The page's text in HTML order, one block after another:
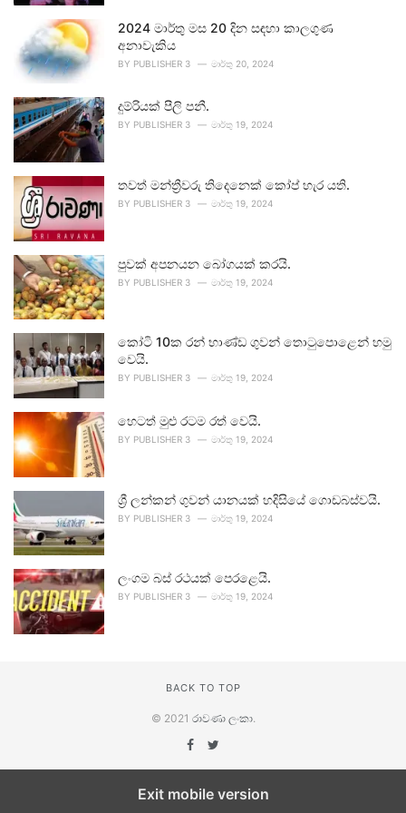
2024 මාර්තු මස 20 දින සඳහා කාලගුණ
අනාවැකිය
BY PUBLISHER 3 මාර්තු 20, 2024
දුම්රියක් පීලි පනී.
BY PUBLISHER 3 මාර්තු 19, 2024
තවත් මන්ත්‍රීවරු තිදෙනෙක් කෝප් හැර යති.
BY PUBLISHER 3 මාර්තු 19, 2024
පුවක් අපනයන බෝගයක් කරයි.
BY PUBLISHER 3 මාර්තු 19, 2024
කෝටි 10ක රන් භාණ්ඩ ගුවන් තොටුපොළෙන් හමු
වෙයි.
BY PUBLISHER 3 මාර්තු 19, 2024
හෙටත් මුළු රටම රත් වෙයි.
BY PUBLISHER 3 මාර්තු 19, 2024
ශ්‍රී ලන්කන් ගුවන් යානයක් හදිසියේ ගොඩබස්වයි.
BY PUBLISHER 3 මාර්තු 19, 2024
ලංගම බස් රථයක් පෙරළෙයි.
BY PUBLISHER 3 මාර්තු 19, 2024
BACK TO TOP
© 2021 රාවණා ලංකා.
Exit mobile version